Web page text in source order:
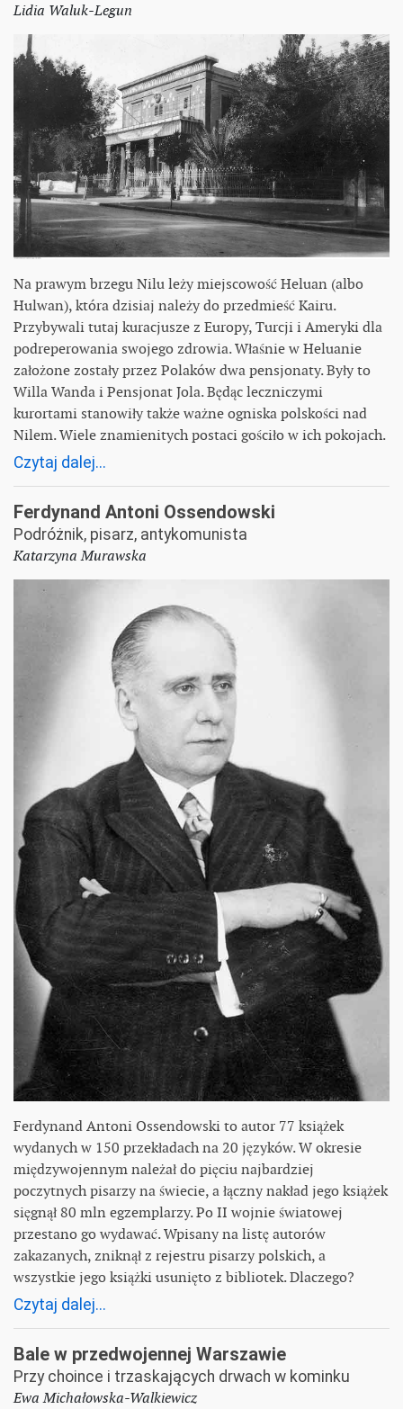
Lidia Waluk-Legun
Na prawym brzegu Nilu leży miejscowość Heluan (albo
Hulwan), która dzisiaj należy do przedmieść Kairu.
Przybywali tutaj kuracjusze z Europy, Turcji i Ameryki dla
podreperowania swojego zdrowia. Właśnie w Heluanie
założone zostały przez Polaków dwa pensjonaty. Były to
Willa Wanda i Pensjonat Jola. Będąc leczniczymi
kurortami stanowiły także ważne ogniska polskości nad
Nilem. Wiele znamienitych postaci gościło w ich pokojach.
Czytaj dalej...
Ferdynand Antoni Ossendowski
Podróżnik, pisarz, antykomunista
Katarzyna Murawska
Ferdynand Antoni Ossendowski to autor 77 książek
wydanych w 150 przekładach na 20 języków. W okresie
międzywojennym należał do pięciu najbardziej
poczytnych pisarzy na świecie, a łączny nakład jego książek
sięgnął 80 mln egzemplarzy. Po II wojnie światowej
przestano go wydawać. Wpisany na listę autorów
zakazanych, zniknął z rejestru pisarzy polskich, a
wszystkie jego książki usunięto z bibliotek. Dlaczego?
Czytaj dalej...
Bale w przedwojennej Warszawie
Przy choince i trzaskających drwach w kominku
Ewa Michałowska-Walkiewicz